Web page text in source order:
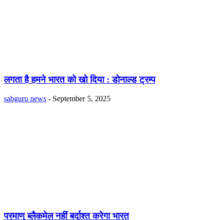
लगता है हमने भारत को खो दिया : डोनाल्ड ट्रम्प
sabguru news - September 5, 2025
परमाणु ब्लैकमेल नहीं बर्दाश्त करेगा भारत